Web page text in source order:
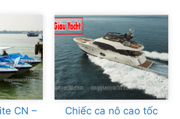
CN –
Chiếc ca nô cao tốc